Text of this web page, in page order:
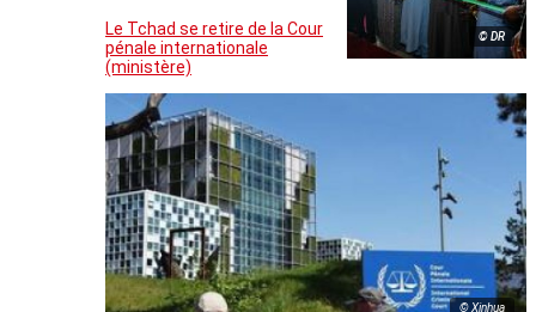
© DR
Le Tchad se retire de la Cour
pénale internationale
(ministère)
© Xinhua